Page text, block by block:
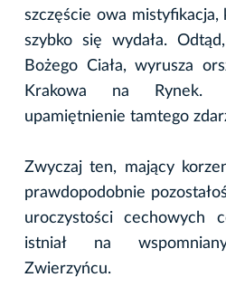
szczęście owa mistyfikacja,
szybko się wydała.
Bożego Ciała, wyrusza
Krakowa na
upamiętnienie tamtego
Zwyczaj ten, mający
prawdopodobnie
uroczystości cechowych
istniał na
Zwierzyńcu.